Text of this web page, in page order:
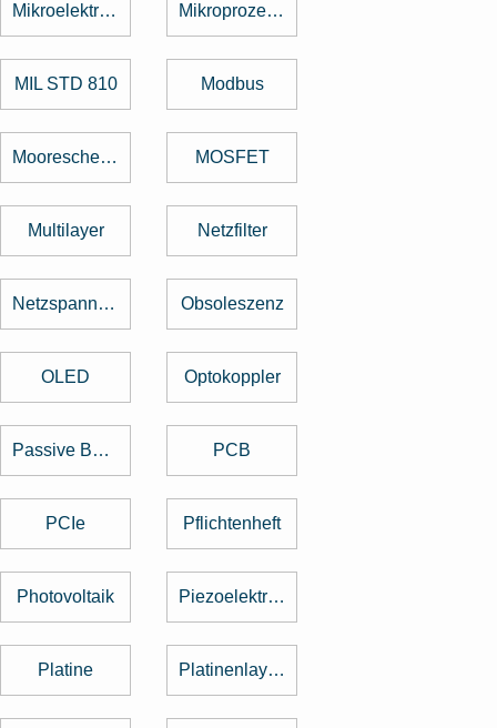
Mikroelektronik Mikroprozessor
MIL STD 810 Modbus
Mooresche Gesetz MOSFET
Multilayer Netzfilter
Netzspannung Obsoleszenz
OLED Optokoppler
Passive Bauelemente PCB
PCIe Pflichtenheft
Photovoltaik Piezoelektrischer Sensor
Platine Platinenlayout